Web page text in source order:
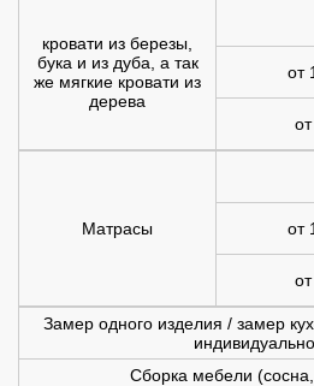
кровати из березы,
бука и из дуба, а так
же мягкие кровати из
дерева
от
Матрасы от
Замер одного изделия / замер
индивидуально
Сборка мебели